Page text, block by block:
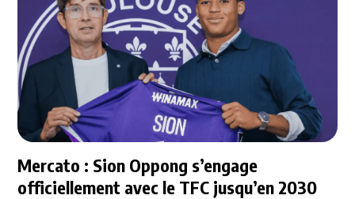
Mercato : Sion Oppong s’engage
officiellement avec le TFC jusqu’en 2030